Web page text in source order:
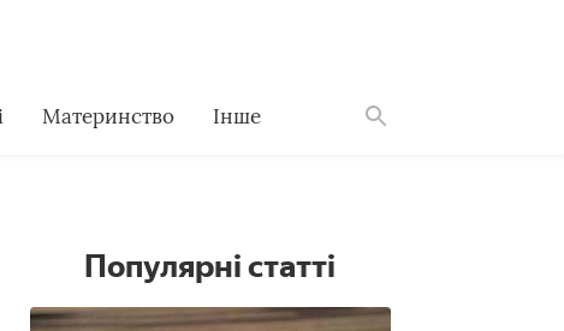
Материнство Інше
Популярні статті